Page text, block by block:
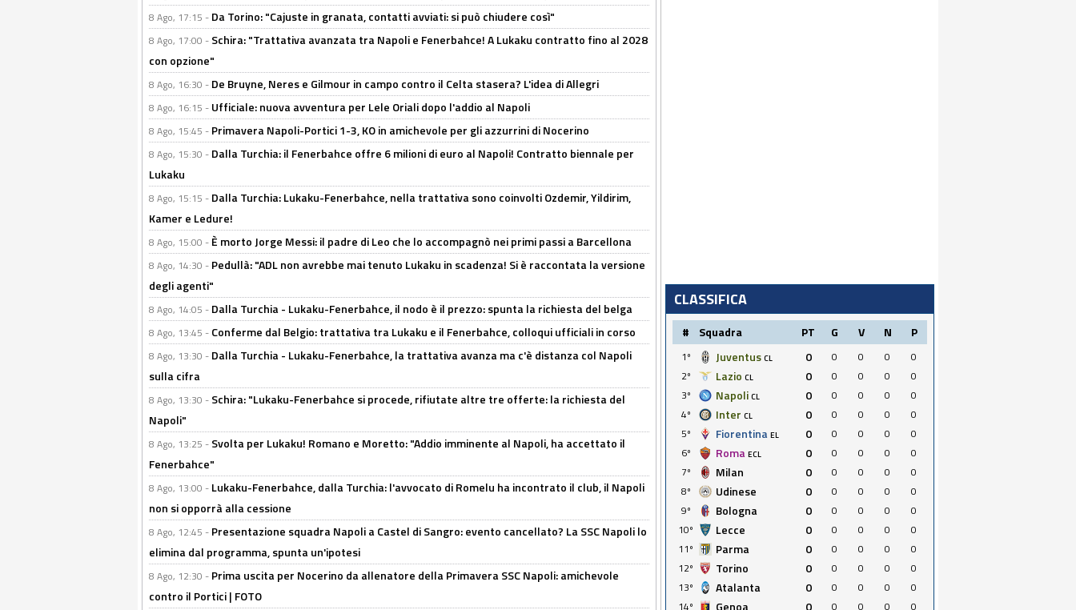
8 Ago, 17:15 - Da Torino: "Cajuste in granata, contatti avviati: si può chiudere così"
8 Ago, 17:00 - Schira: "Trattativa avanzata tra Napoli e Fenerbahce! A Lukaku contratto fino al 2028
con opzione"
8 Ago, 16:30 - De Bruyne, Neres e Gilmour in campo contro il Celta stasera? L'idea di Allegri
8 Ago, 16:15 - Ufficiale: nuova avventura per Lele Oriali dopo l'addio al Napoli
8 Ago, 15:45 - Primavera Napoli-Portici 1-3, KO in amichevole per gli azzurrini di Nocerino
8 Ago, 15:30 - Dalla Turchia: il Fenerbahce offre 6 milioni di euro al Napoli! Contratto biennale per
Lukaku
8 Ago, 15:15 - Dalla Turchia: Lukaku-Fenerbahce, nella trattativa sono coinvolti Ozdemir, Yildirim,
Kamer e Ledure!
8 Ago, 15:00 - È morto Jorge Messi: il padre di Leo che lo accompagnò nei primi passi a Barcellona
8 Ago, 14:30 - Pedullà: "ADL non avrebbe mai tenuto Lukaku in scadenza! Si è raccontata la versione
degli agenti"
8 Ago, 14:05 - Dalla Turchia - Lukaku-Fenerbahce, il nodo è il prezzo: spunta la richiesta del belga
8 Ago, 13:45 - Conferme dal Belgio: trattativa tra Lukaku e il Fenerbahce, colloqui ufficiali in corso
8 Ago, 13:30 - Dalla Turchia - Lukaku-Fenerbahce, la trattativa avanza ma c'è distanza col Napoli
sulla cifra
8 Ago, 13:30 - Schira: "Lukaku-Fenerbahce si procede, rifiutate altre tre offerte: la richiesta del
Napoli"
8 Ago, 13:25 - Svolta per Lukaku! Romano e Moretto: "Addio imminente al Napoli, ha accettato il
Fenerbahce"
8 Ago, 13:00 - Lukaku-Fenerbahce, dalla Turchia: l'avvocato di Romelu ha incontrato il club, il Napoli
non si opporrà alla cessione
8 Ago, 12:45 - Presentazione squadra Napoli a Castel di Sangro: evento cancellato? La SSC Napoli lo
elimina dal programma, spunta un'ipotesi
8 Ago, 12:30 - Prima uscita per Nocerino da allenatore della Primavera SSC Napoli: amichevole
contro il Portici | FOTO
CLASSIFICA
# Squadra PT G V N P
1º Juventus CL 0 0 0 0
0
2º
Lazio CL 0 0 0 0
0
3º
Napoli CL 0 0 0 0
0
4º
Inter CL 0 0 0 0
0
5º
Fiorentina EL 0 0 0 0
0
6º
Roma ECL 0 0 0 0
0
7º
Milan 0 0 0 0
0
8º
Udinese 0 0 0 0
0
9º
Bologna 0 0 0 0
0
10º
Lecce 0 0 0 0
0
11º
Parma 0 0 0 0
0
12º
Torino 0 0 0 0
0
13º
Atalanta 0 0 0 0
0
14º
Genoa 0 0 0 0 0